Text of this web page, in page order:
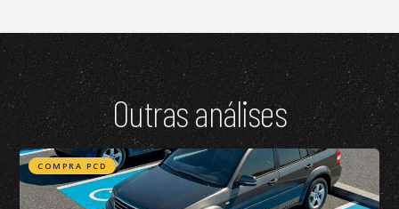
Outras análises
COMPRA PCD